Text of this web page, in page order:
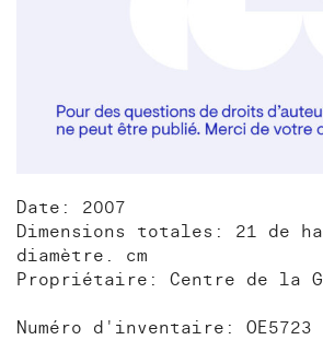
Date: 2007
Dimensions totales: 21 de
diamètre. cm
Propriétaire: Centre de la
Numéro d'inventaire: OE5723